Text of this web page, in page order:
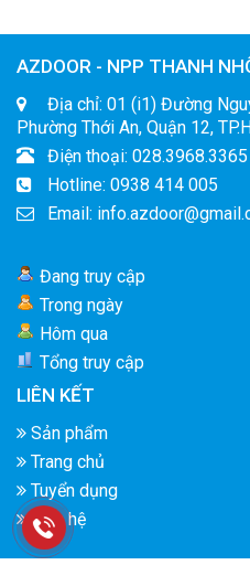
AZDOOR - NPP THANH
Địa chỉ: 01 (i1) Đường
Phường Thới An, Quận 12,
Điện thoại: 028.3968.3365
Hotline: 0938 414 005
Email:
Đang truy cập
Trong ngày
Hôm qua
Tổng truy cập
LIÊN KẾT
Sản phẩm
Trang chủ
Tuyển dụng
Liên hệ